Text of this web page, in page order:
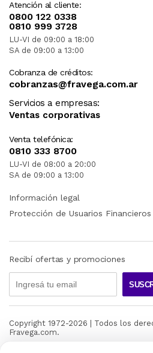
Atención al cliente:
0800 122 0338
0810 999 3728
LU-VI de 09:00 a 18:00
SA de 09:00 a 13:00
Cobranza de créditos:
cobranzas@fravega.com.ar
Servicios a empresas:
Ventas corporativas
Venta telefónica:
0810 333 8700
LU-VI de 08:00 a 20:00
SA de 09:00 a 13:00
Información legal
Protección de Usuarios Financieros
Recibí ofertas y promociones
Copyright 1972-2026 | Todos los
Fravega.com.